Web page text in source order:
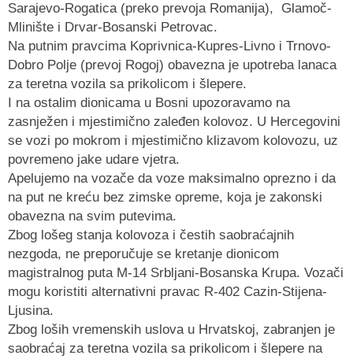
Sarajevo-Rogatica (preko prevoja Romanija), Glamoč-
Mlinište i Drvar-Bosanski Petrovac.
Na putnim pravcima Koprivnica-Kupres-Livno i Trnovo-
Dobro Polje (prevoj Rogoj) obavezna je upotreba lanaca
za teretna vozila sa prikolicom i šlepere.
I na ostalim dionicama u Bosni upozoravamo na
zasnježen i mjestimično zaleđen kolovoz. U Hercegovini
se vozi po mokrom i mjestimično klizavom kolovozu, uz
povremeno jake udare vjetra.
Apelujemo na vozače da voze maksimalno oprezno i da
na put ne kreću bez zimske opreme, koja je zakonski
obavezna na svim putevima.
Zbog lošeg stanja kolovoza i čestih saobraćajnih
nezgoda, ne preporučuje se kretanje dionicom
magistralnog puta M-14 Srbljani-Bosanska Krupa. Vozači
mogu koristiti alternativni pravac R-402 Cazin-Stijena-
Ljusina.
Zbog loših vremenskih uslova u Hrvatskoj, zabranjen je
saobraćaj za teretna vozila sa prikolicom i šlepere na